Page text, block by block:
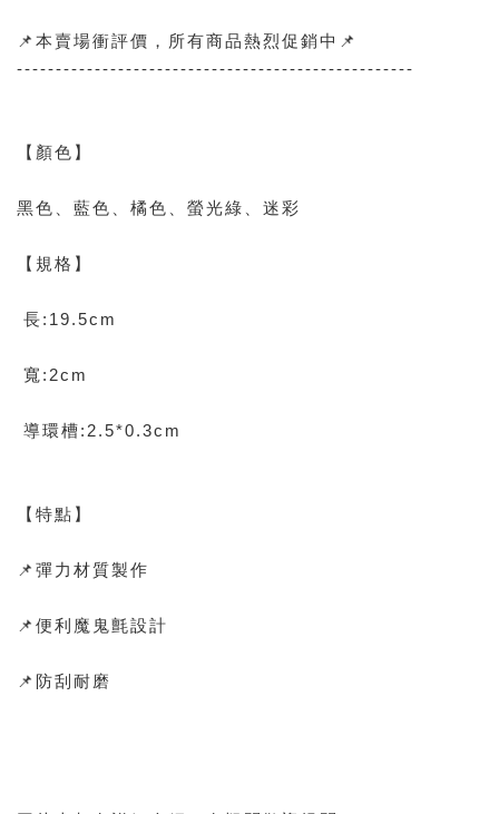
📌本賣場衝評價，所有商品熱烈促銷中📌
---------------------------------------------------
【顏色】
黑色、藍色、橘色、螢光綠、迷彩
【規格】
長:19.5cm
寬:2cm
導環槽:2.5*0.3cm
【特點】
📌彈力材質製作
📌便利魔鬼氈設計
📌防刮耐磨